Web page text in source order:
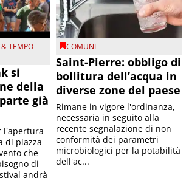
TEMPO
si
della
già
l'apertura
di piazza
che
di
andrà
COMUNI
Saint-Pierre: obbligo di
bollitura dell’acqua in
diverse zone del paese
Rimane in vigore l'ordinanza,
necessaria in seguito alla
recente segnalazione di non
conformità dei parametri
microbiologici per la potabilità
dell'ac...